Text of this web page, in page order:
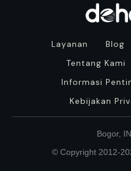
Layanan Blog
Tentang Kami
Informasi
Kebijakan
Bogor,
© Copyright 2012-